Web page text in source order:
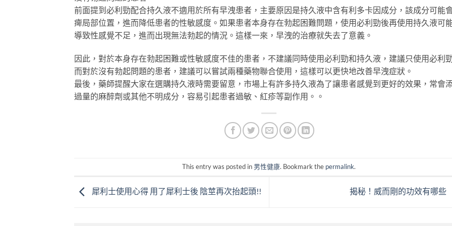
前面提到必利勁配合持久液不適用於所有早洩患者，主要原因是持久液中含有利多卡因成分，該成分可能
痺局部位置，進而降低患者的性敏感度。如果患者本身存在勃起困難問題，使用必利勁後再使用持久液可
導致性感覺不足，進而出現無法勃起的情況。這樣一來，早洩的治療就失去了意義。
因此，對於本身存在勃起困難或性敏感度不佳的患者，不建議同時使用必利勁和持久液，建議只使用必利
而對於沒有勃起問題的患者，建議可以嘗試兩種藥物聯合使用，這樣可以更快地改善早洩症狀。
最後，藥師提醒大家在選購持久液時需要留意，市場上有許多持久液為了讓患者感覺到更好的效果，常會
過量的麻醉劑或其他不明成分，容易引起患者過敏、紅疹等副作用。。
This entry was posted in 男性健康. Bookmark the permalink.
犀利士使用心得 用了犀利士後 陰莖再次抬起頭!! 揭秘！威而剛的功效有哪些